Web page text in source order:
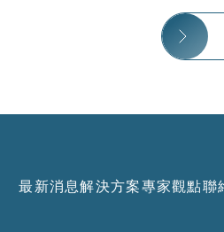
最新消息解決方案專家觀點聯